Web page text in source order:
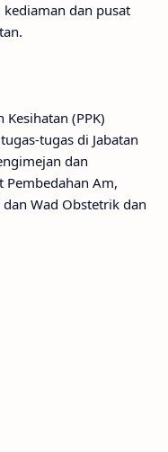
dan pusat
(PPK)
tugas di Jabatan
dan
Pembedahan Am,
Wad Obstetrik dan